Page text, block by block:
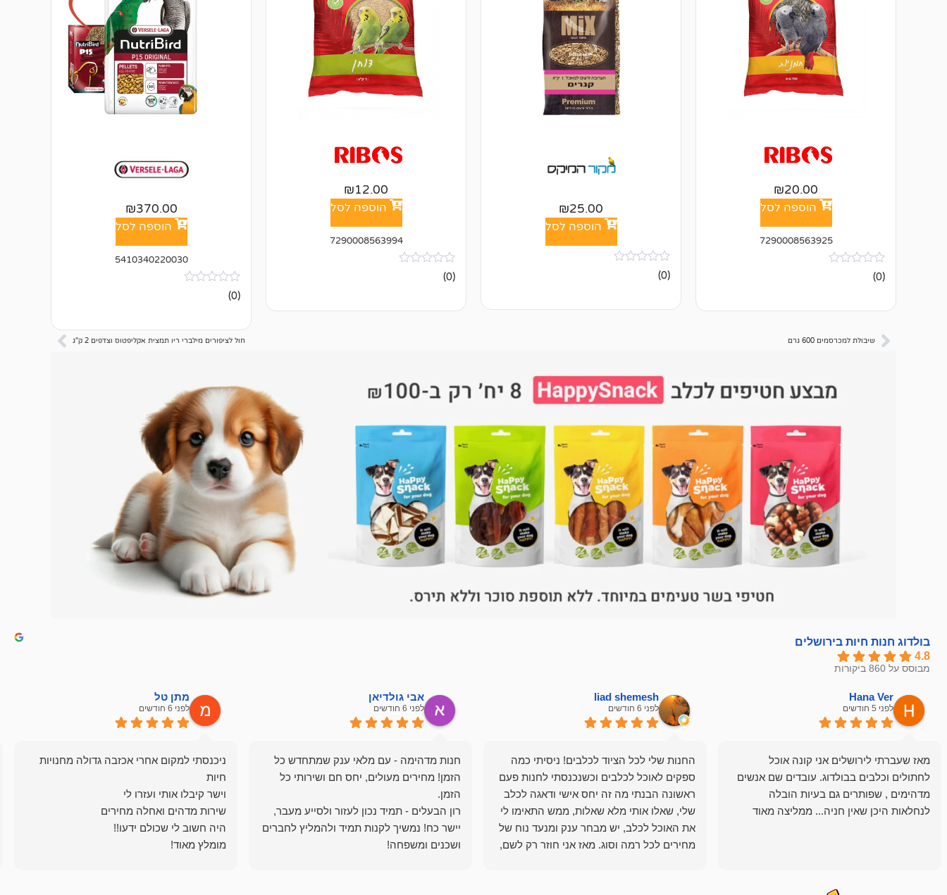
₪20.00
הוספה לסל
7290008563925
אין
ביקורות
(0)
₪25.00
הוספה לסל
אין
ביקורות
(0)
₪12.00
הוספה לסל
7290008563994
אין
ביקורות
(0)
₪370.00
הוספה לסל
5410340220030
אין
ביקורות
(0)
שיבולת למכרסמים 600 גרם חול לציפורים מילברי ריו תמצית אקליפטוס וצדפים 2 ק"ג
בולדוג חנות חיות בירושלים
4.8
מבוסס על 860 ביקורות
Hana Ver
לפני 5 חודשים
מאז שעברתי לירושלים אני קונה אוכל
לחתולים וכלבים בבולדוג. עובדים שם אנשים
מדהימים , שפותרים גם בעיות הובלה
לנחלאות היכן שאין חניה... ממליצה מאוד
liad shemesh
לפני 6 חודשים
החנות שלי לכל הציוד לכלבים! ניסיתי כמה
ספקים לאוכל לכלבים וכשנכנסתי לחנות פעם
ראשונה הבנתי מה זה יחס אישי ודאגה לכלב
שלי, שאלו אותי מלא שאלות, ממש התאימו לי
את האוכל לכלב, יש מבחר ענק ומנעד נוח של
מחירים לכל רמה וסוג. מאז אני חוזר רק לשם,
אבי גולדיאן
לפני 6 חודשים
חנות מדהימה - עם מלאי ענק שמתחדש כל
הזמן! מחירים מעולים, יחס חם ושירותי כל
רון הבעלים - תמיד נכון לעזור ולסייע מעבר,
יישר כח! נמשיך לקנות תמיד ולהמליץ לחברים
ושכנים ומשפחה!
מתן טל
לפני 6 חודשים
ניכנסתי למקום אחרי אכזבה גדולה מחנויות
מומלץ מאוד!